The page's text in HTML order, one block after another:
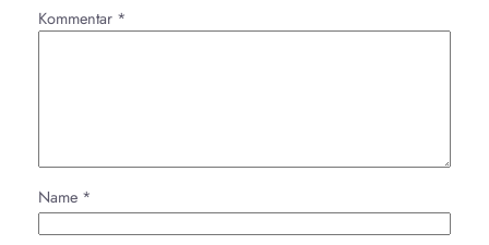
Kommentar *
Name *